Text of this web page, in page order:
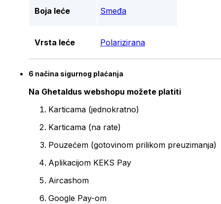
Boja leće Smeđa
Vrsta leće Polarizirana
6 načina sigurnog plaćanja
Na Ghetaldus webshopu možete platiti
Karticama (jednokratno)
Karticama (na rate)
Pouzećem (gotovinom prilikom preuzimanja)
Aplikacijom KEKS Pay
Aircashom
Google Pay-om